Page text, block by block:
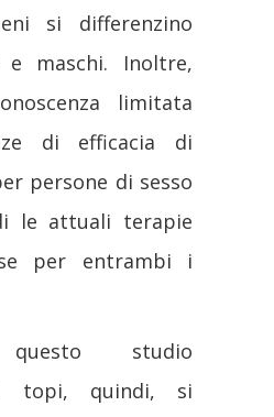
si differenzino
maschi. Inoltre,
limitata
di efficacia di
persone di sesso
le attuali terapie
per entrambi i
questo studio
topi, quindi, si